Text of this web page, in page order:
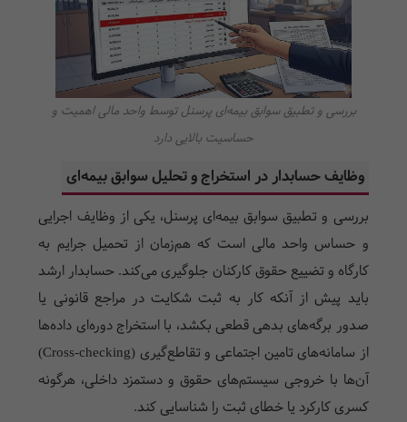
بررسی و تطبیق سوابق بیمه‌ای پرسنل توسط واحد مالی اهمیت و
حساسیت بالایی دارد
وظایف حسابدار در استخراج و تحلیل سوابق بیمه‌ای
بررسی و تطبیق سوابق بیمه‌ای پرسنل، یکی از وظایف اجرایی
و حساس واحد مالی است که هم‌زمان از تحمیل جرایم به
کارگاه و تضییع حقوق کارکنان جلوگیری می‌کند. حسابدار ارشد
باید پیش از آنکه کار به ثبت شکایت در مراجع قانونی یا
صدور برگه‌های بدهی قطعی بکشد، با استخراج دوره‌ای داده‌ها
از سامانه‌های تامین اجتماعی و تقاطع‌گیری (Cross-checking)
آن‌ها با خروجی سیستم‌های حقوق و دستمزد داخلی، هرگونه
کسری کارکرد یا خطای ثبت را شناسایی کند.